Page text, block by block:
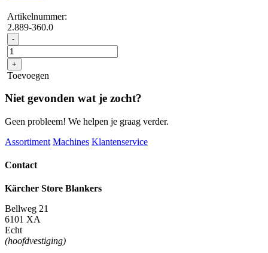
Artikelnummer:
2.889-360.0
- Vloermondstuk
voor
droge
stofzuigers,
DN
breedte
mm,
textiel
harde
aantal
+
Toevoegen
Niet gevonden wat je zocht?
Geen probleem! We helpen je graag verder.
Assortiment Machines Klantenservice
Contact
Kärcher Store Blankers
Bellweg 21
6101 XA
Echt
(hoofdvestiging)